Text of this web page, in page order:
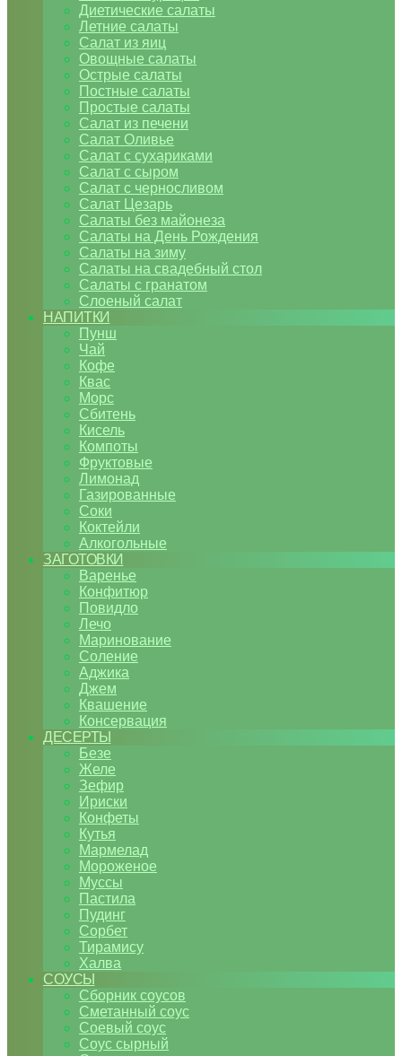
Диетические салаты
Летние салаты
Салат из яиц
Овощные салаты
Острые салаты
Постные салаты
Простые салаты
Салат из печени
Салат Оливье
Салат с сухариками
Салат с сыром
Салат с черносливом
Салат Цезарь
Салаты без майонеза
Салаты на День Рождения
Салаты на зиму
Салаты на свадебный стол
Салаты с гранатом
Слоеный салат
НАПИТКИ
Пунш
Чай
Кофе
Квас
Морс
Сбитень
Кисель
Компоты
Фруктовые
Лимонад
Газированные
Соки
Коктейли
Алкогольные
ЗАГОТОВКИ
Варенье
Конфитюр
Повидло
Лечо
Маринование
Соление
Аджика
Джем
Квашение
Консервация
ДЕСЕРТЫ
Безе
Желе
Зефир
Ириски
Конфеты
Кутья
Мармелад
Мороженое
Муссы
Пастила
Пудинг
Сорбет
Тирамису
Халва
СОУСЫ
Сборник соусов
Сметанный соус
Соевый соус
Соус сырный